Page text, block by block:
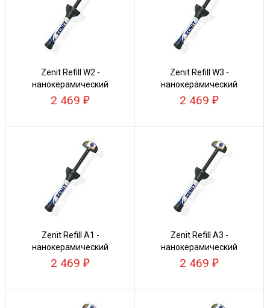
Zenit Refill W2 -
нанокерамический
композит
2 469
Zenit Refill W3 -
нанокерамический
композит
2 469
Zenit Refill А1 -
нанокерамический
композит
2 469
Zenit Refill А3 -
нанокерамический
композит
2 469